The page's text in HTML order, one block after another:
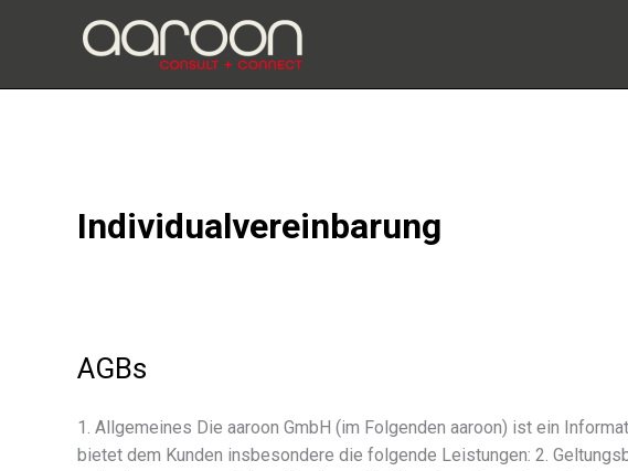
Individualvereinbarung
AGBs
1. Allgemeines Die aaroon GmbH (im Folgenden aaroon) ist ein
bietet dem Kunden insbe­son­dere die folgende Leistungen: 2.